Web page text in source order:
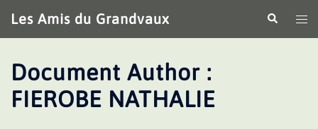
au
contenu
Les Amis du Grandvaux
le
Document Author :
FIEROBE NATHALIE